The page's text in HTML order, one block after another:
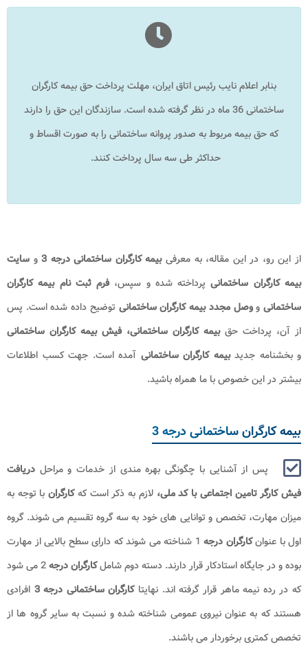
بنابر اعلام نایب رئیس اتاق ایران، مهلت پرداخت حق بیمه کارگران
ساختمانی 36 ماه در نظر گرفته شده است. سازندگان این حق را دارند
که حق بیمه مربوط به صدور پروانه ساختمانی را به ‌صورت اقساط و
حداکثر طی سه سال پرداخت کنند.
از این رو، در این مقاله، به معرفیبیمه کارگران ساختمانی درجه 3 و سایت
بیمه کارگران ساختمانیپرداخته شده و سپس،فرم ثبت نام بیمه کارگران
ساختمانی ووصل مجدد بیمه کارگران ساختمانی توضیح داده شده است. پس
از آن، پرداخت حقبیمه کارگران ساختمانی، فیش بیمه کارگران ساختمانی
و بخشنامه جدید بیمه کارگران ساختمانی آمده است. جهت کسب اطلاعات
بیشتر در این خصوص با ما همراه باشید.
بیمه کارگران ساختمانی درجه 3
پس از آشنایی با چگونگی بهره مندی از خدمات و مراحل دریافت
فیش کارگر تامین اجتماعی با کد ملی، لازم به ذکر است کهکارگرانبا توجه به
میزان مهارت، تخصص و توانایی های خود به سه گروه تقسیم می شوند. گروه
اول با عنوانکارگران درجه
1 شناخته می شوند که دارای سطح بالایی از مهارت
بوده و در جایگاه استادکار قرار دارند. دسته دوم شاملکارگراندرجه
2 می شود
که در رده نیمه ماهر قرار گرفته اند. نهایتاکارگران ساختمانی درجه 3
افرادی
هستند که به عنوان نیروی عمومی شناخته شده و نسبت به سایر گروه ها از
تخصص کمتری برخوردار می باشند.